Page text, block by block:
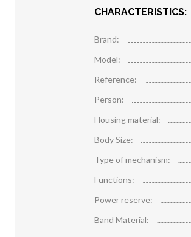
CHARACTERISTICS:
Brand:
Model:
Reference:
Person:
Housing material:
Body Size:
Type of mechanism:
Functions:
Power reserve:
Band Material: